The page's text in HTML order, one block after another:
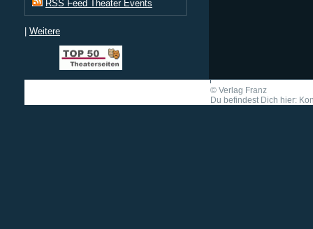
RSS Feed Theater Events
| Weitere
© Verlag Franz
Du befindest Dich hier: